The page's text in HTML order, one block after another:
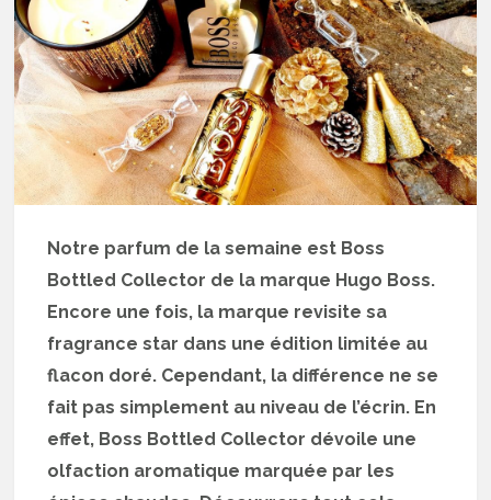
Notre parfum de la semaine est Boss
Bottled Collector de la marque Hugo Boss.
Encore une fois, la marque revisite sa
fragrance star dans une édition limitée au
flacon doré. Cependant, la différence ne se
fait pas simplement au niveau de l’écrin. En
effet, Boss Bottled Collector dévoile une
olfaction aromatique marquée par les